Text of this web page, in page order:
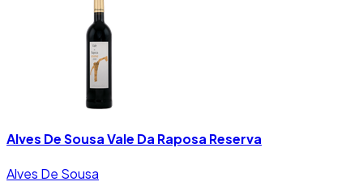
Alves De Sousa Vale Da Raposa Reserva
Alves De Sousa